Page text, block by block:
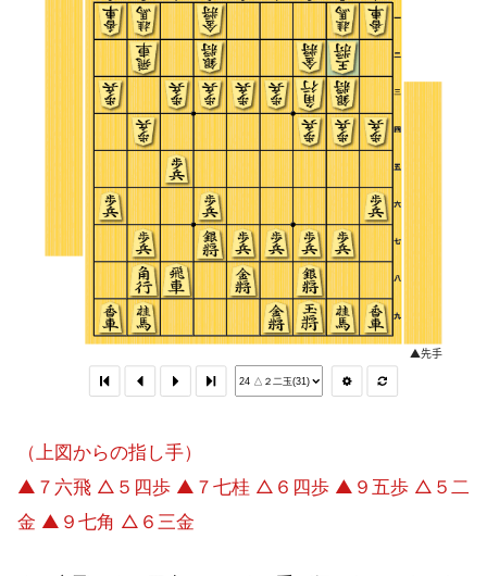
（上図からの指し手）
▲７六飛 △５四歩 ▲７七桂 △６四歩 ▲９五歩 △５二
金 ▲９七角 △６三金